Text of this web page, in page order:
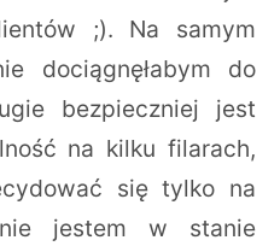
;). Na samym
dociągnęłabym do
bezpieczniej jest
na kilku filarach,
się tylko na
jestem w stanie